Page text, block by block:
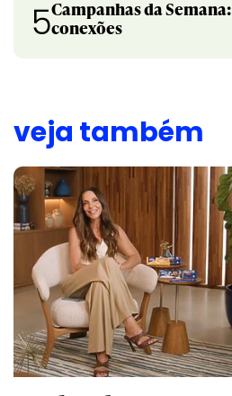
5Campanhas da
conexões
veja também